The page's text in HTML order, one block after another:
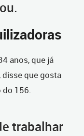
anos, que já
disse que gosta
do 156.
trabalhar